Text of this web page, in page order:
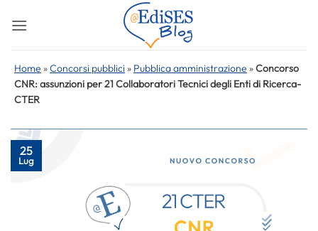
Home »Concorsi pubblici » Pubblica amministrazione »Concorso
CNR: assunzioni per 21 Collaboratori Tecnici degli Enti di Ricerca-
CTER
25
Lug